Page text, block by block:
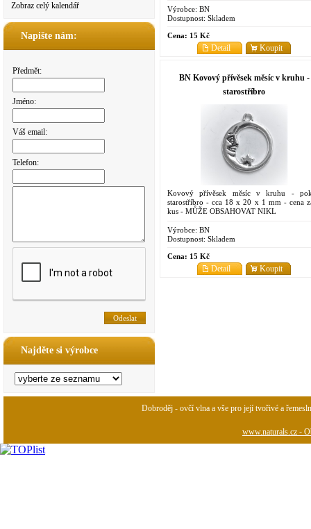
Zobraz celý kalendář
Napište nám:
Předmět:
Jméno:
Váš email:
Telefon:
Najděte si výrobce
Výrobce: BN
Dostupnost: Skladem
Cena: 15 Kč
Koupit
Detail
BN Kovový přívěsek měsíc v kruhu -
starostříbro
Kovový přívěsek měsíc v kruhu -
starostříbro - cca 18 x 20 x 1 mm - cena
kus - MŮŽE OBSAHOVAT NIKL
Výrobce: BN
Dostupnost: Skladem
Cena: 15 Kč
Koupit
Detail
Dobroděj - ovčí vlna a vše pro její tvořivé a
www.naturals.cz -